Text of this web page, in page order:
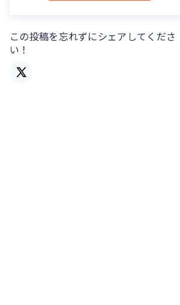
この投稿を忘れずにシェアしてくださ
い！